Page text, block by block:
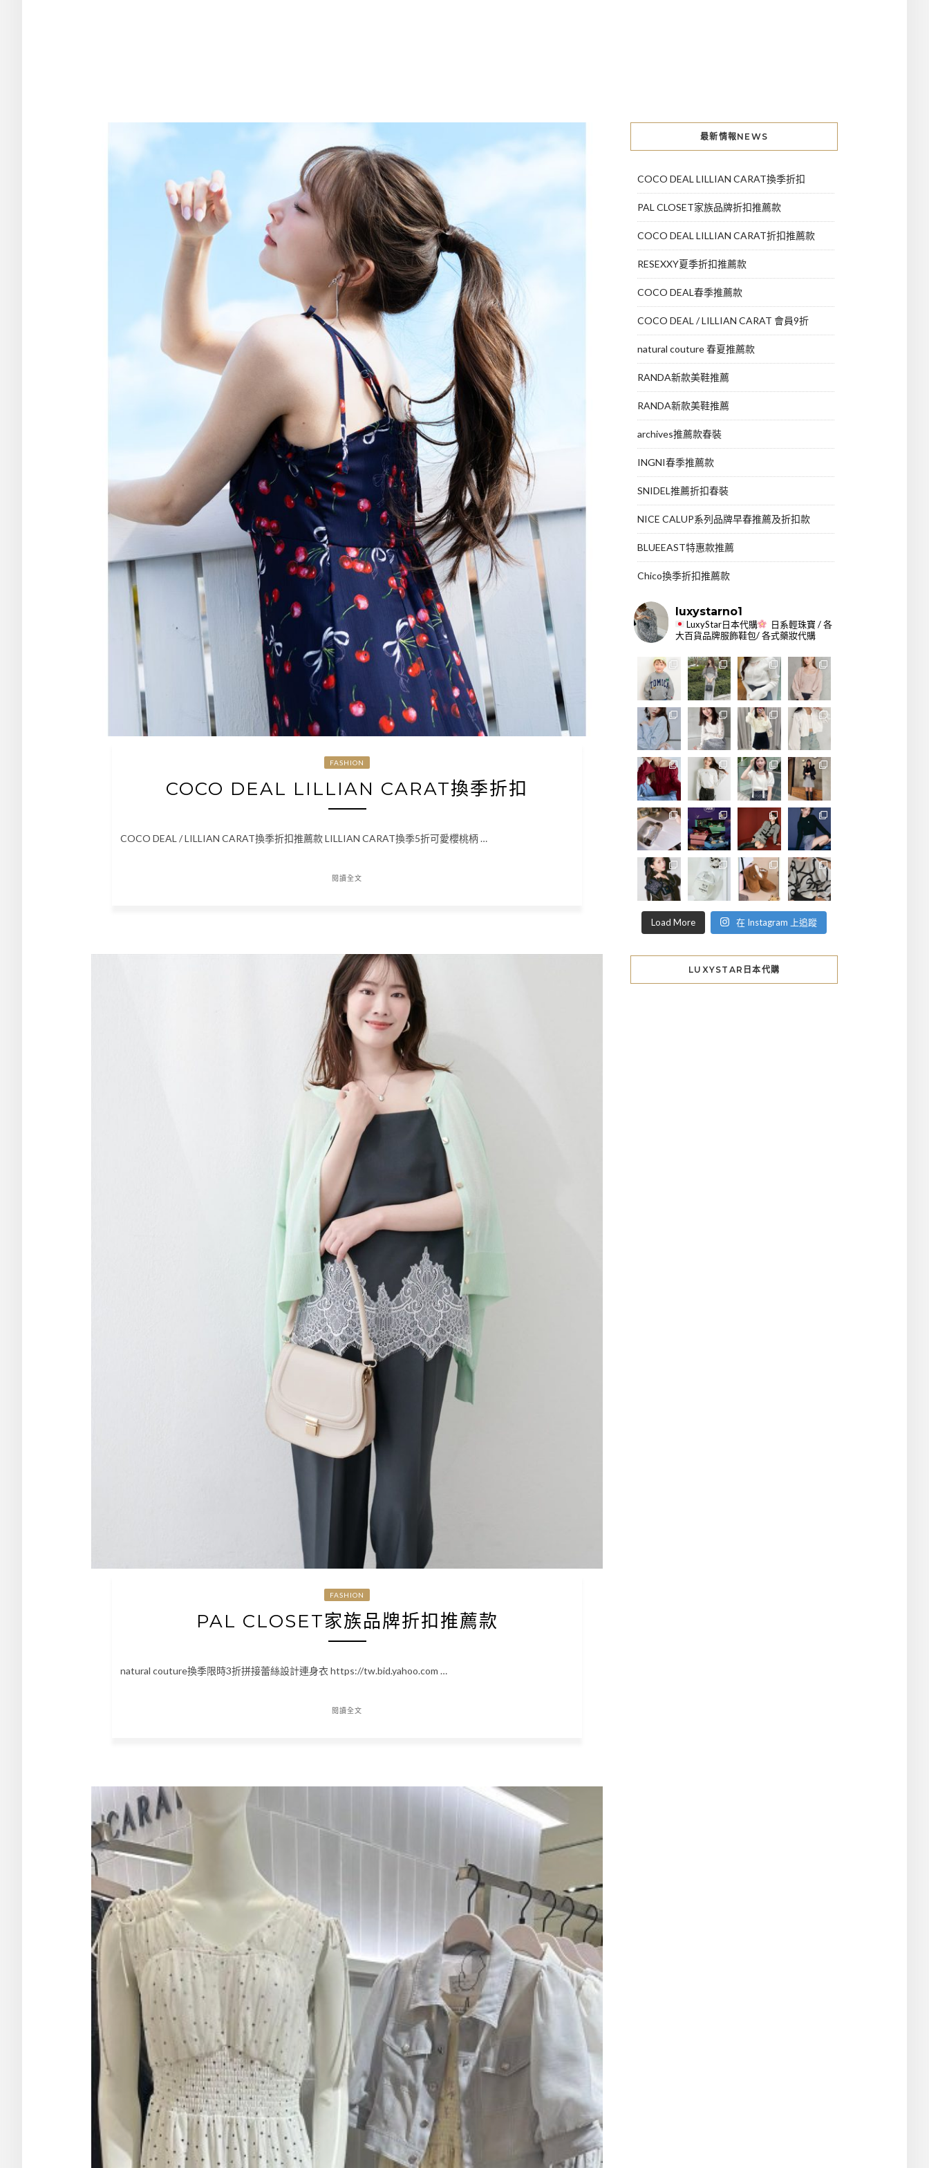
FASHION
COCO DEAL LILLIAN CARAT換季折扣
COCO DEAL / LILLIAN CARAT換季折扣推薦款 LILLIAN CARAT換季5折可愛櫻桃柄 …
閱讀全文
FASHION
PAL CLOSET家族品牌折扣推薦款
natural couture換季限時3折拼接蕾絲設計連身衣 https://tw.bid.yahoo.com …
閱讀全文
最新情報NEWS
COCO DEAL LILLIAN CARAT換季折扣
PAL CLOSET家族品牌折扣推薦款
COCO DEAL LILLIAN CARAT折扣推薦款
RESEXXY夏季折扣推薦款
COCO DEAL春季推薦款
COCO DEAL / LILLIAN CARAT 會員9折
natural couture 春夏推薦款
RANDA新款美鞋推薦
RANDA新款美鞋推薦
archives推薦款春裝
INGNI春季推薦款
SNIDEL推薦折扣春裝
NICE CALUP系列品牌早春推薦及折扣款
BLUEEAST特惠款推薦
Chico換季折扣推薦款
luxystarno1
LuxyStar日本代購
日系輕珠寶 / 各
大百貨品牌服飾鞋包/ 各式藥妝代購
Load More 在 Instagram 上追蹤
LUXYSTAR日本代購